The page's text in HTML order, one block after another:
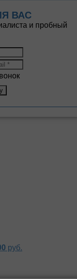
ВАС
и пробный
руб.